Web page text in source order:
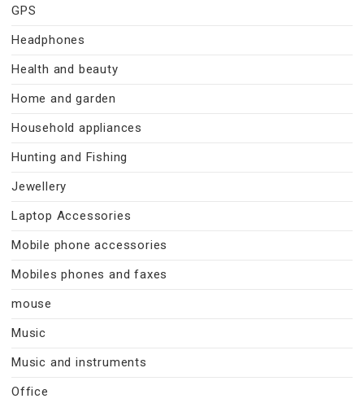
GPS
Headphones
Health and beauty
Home and garden
Household appliances
Hunting and Fishing
Jewellery
Laptop Accessories
Mobile phone accessories
Mobiles phones and faxes
mouse
Music
Music and instruments
Office